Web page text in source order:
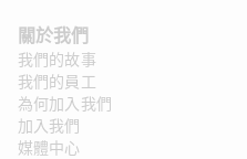
關於我們
我們的故事
我們的員工
為何加入我們
加入我們
媒體中心